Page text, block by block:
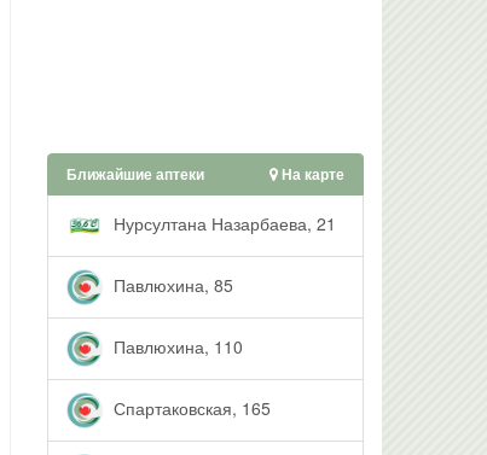
Ближайшие аптеки На карте
Нурсултана Назарбаева, 21
Павлюхина, 85
Павлюхина, 110
Спартаковская, 165